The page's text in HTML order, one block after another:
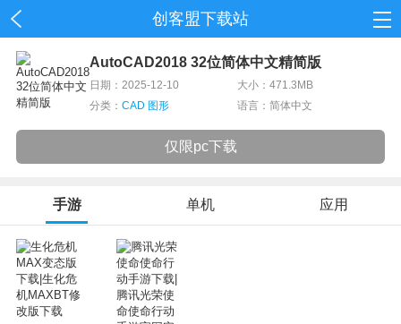
创客盟下载站
资讯
AutoCAD2018 32位简体中文精简版
日期：2025-12-10
大小：471.3MB
分类： CAD 图形 语言：简体中文
仅限pc下载
手游 单机 应用